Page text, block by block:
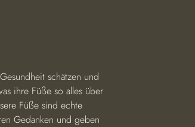
schätzen und
ihre Füße so alles über
Füße sind echte
Gedanken und geben